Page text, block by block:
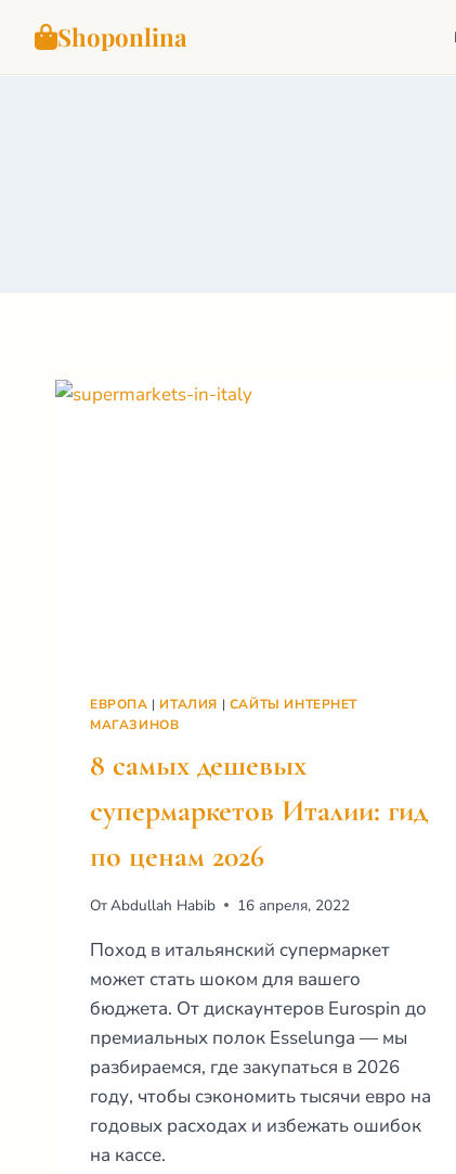
Shoponlina
ЕВРОПА | ИТАЛИЯ | САЙТЫ ИНТЕРНЕТ
МАГАЗИНОВ
8 самых дешевых
супермаркетов Италии: гид
по ценам 2026
ОтAbdullah Habib 16 апреля, 2022
Поход в итальянский супермаркет
может стать шоком для вашего
бюджета. От дискаунтеров Eurospin до
премиальных полок Esselunga — мы
разбираемся, где закупаться в 2026
году, чтобы сэкономить тысячи евро на
годовых расходах и избежать ошибок
на кассе.